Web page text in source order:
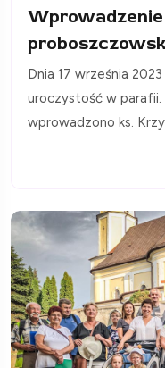
Dnia 17 września
uroczystość w
wprowadzono ks.